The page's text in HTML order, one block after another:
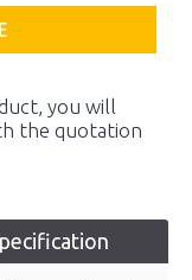
you will
the quotation